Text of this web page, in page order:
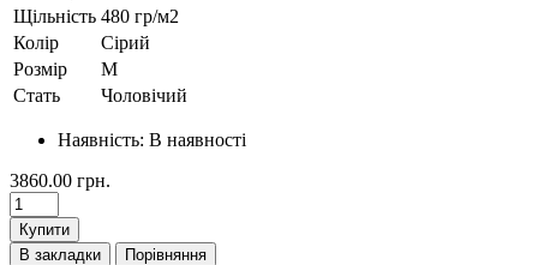
Щільність 480 гр/м2
Колір
Сірий
Розмір
M
Стать
Чоловічий
Наявність: В наявності
3860.00 грн.
Купити
В закладки
Порівняння